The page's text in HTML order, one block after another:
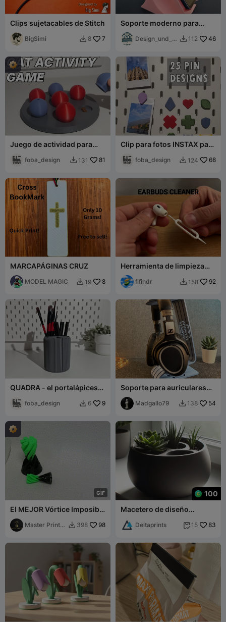
Clips sujetacables de Stitch
BigSimi  8 7
Soporte moderno para
móvil
Design_und_D  112 46
Juego de actividad para
foba_design  131 81
Clip para fotos INSTAX para
foba_design  124 68
MARCAPÁGINAS CRUZ
MODEL MAGIC  19 8
Herramienta de limpieza
para auriculares
fifindr  158 92
QUADRA - el portalápices
foba_design  6 9
Soporte para auriculares
de araña
Madgallo79  138 54
GIF
El MEJOR Vórtice Imposible
de Paso
Master Printer  398 98
100
Macetero de diseño
Deltaprints  15 83